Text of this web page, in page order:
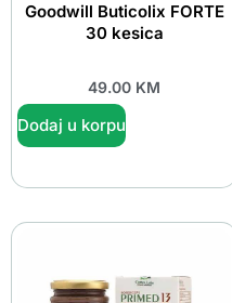
Goodwill Buticolix FORTE
30 kesica
49.00 KM
Dodaj u korpu